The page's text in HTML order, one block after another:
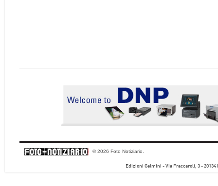
© 2026 Foto Notiziario.
Edizioni Gelmini - Via Fraccaroli, 3 - 20134